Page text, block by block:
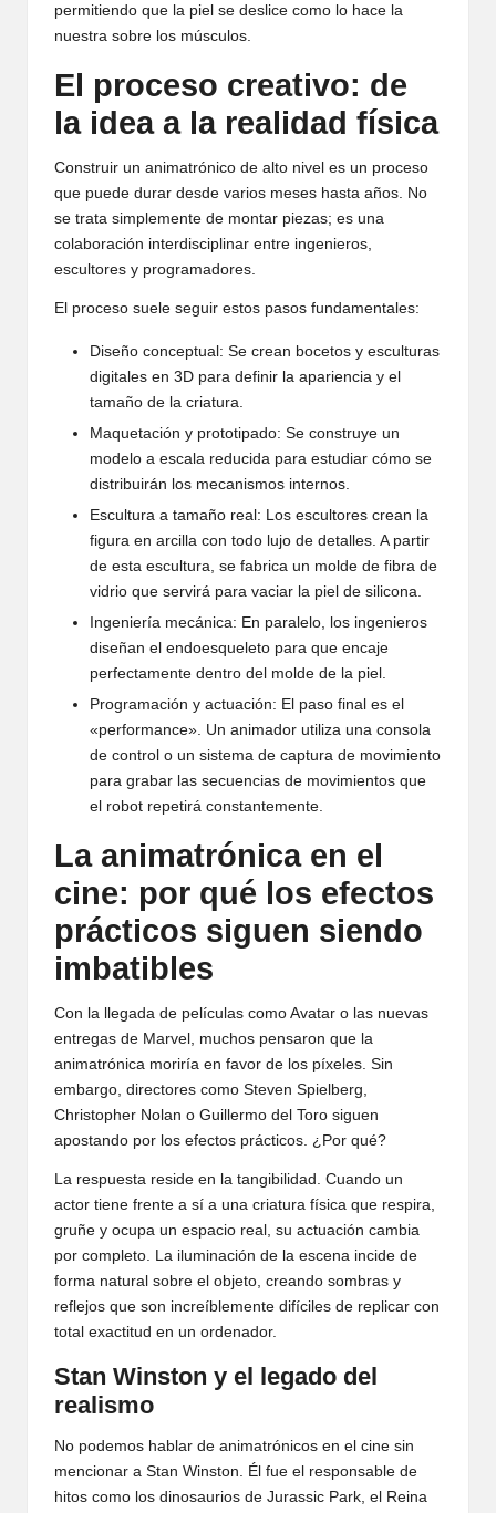
permitiendo que la piel se deslice como lo hace la
nuestra sobre los músculos.
El proceso creativo: de
la idea a la realidad física
Construir un animatrónico de alto nivel es un proceso
que puede durar desde varios meses hasta años. No
se trata simplemente de montar piezas; es una
colaboración interdisciplinar entre ingenieros,
escultores y programadores.
El proceso suele seguir estos pasos fundamentales:
Diseño conceptual: Se crean bocetos y esculturas
digitales en 3D para definir la apariencia y el
tamaño de la criatura.
Maquetación y prototipado: Se construye un
modelo a escala reducida para estudiar cómo se
distribuirán los mecanismos internos.
Escultura a tamaño real: Los escultores crean la
figura en arcilla con todo lujo de detalles. A partir
de esta escultura, se fabrica un molde de fibra de
vidrio que servirá para vaciar la piel de silicona.
Ingeniería mecánica: En paralelo, los ingenieros
diseñan el endoesqueleto para que encaje
perfectamente dentro del molde de la piel.
Programación y actuación: El paso final es el
«performance». Un animador utiliza una consola
de control o un sistema de captura de movimiento
para grabar las secuencias de movimientos que
el robot repetirá constantemente.
La animatrónica en el
cine: por qué los efectos
prácticos siguen siendo
imbatibles
Con la llegada de películas como Avatar o las nuevas
entregas de Marvel, muchos pensaron que la
animatrónica moriría en favor de los píxeles. Sin
embargo, directores como Steven Spielberg,
Christopher Nolan o Guillermo del Toro siguen
apostando por los efectos prácticos. ¿Por qué?
La respuesta reside en la tangibilidad. Cuando un
actor tiene frente a sí a una criatura física que respira,
gruñe y ocupa un espacio real, su actuación cambia
por completo. La iluminación de la escena incide de
forma natural sobre el objeto, creando sombras y
reflejos que son increíblemente difíciles de replicar con
total exactitud en un ordenador.
Stan Winston y el legado del
realismo
No podemos hablar de animatrónicos en el cine sin
mencionar a Stan Winston. Él fue el responsable de
hitos como los dinosaurios de Jurassic Park, el Reina